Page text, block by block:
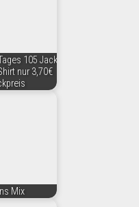
105 Jack
nur 3,70€
Mix